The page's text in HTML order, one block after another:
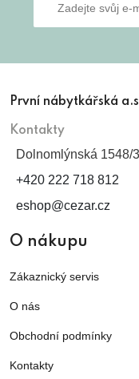
První nábytkářská
Kontakty
Dolnomlýnská 1548/
+420 222 718 812
eshop@cezar.cz
O nákupu
Zákaznický servis
O nás
Obchodní podmínky
Kontakty